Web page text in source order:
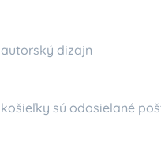
autorský dizajn
košieľky sú odosielané